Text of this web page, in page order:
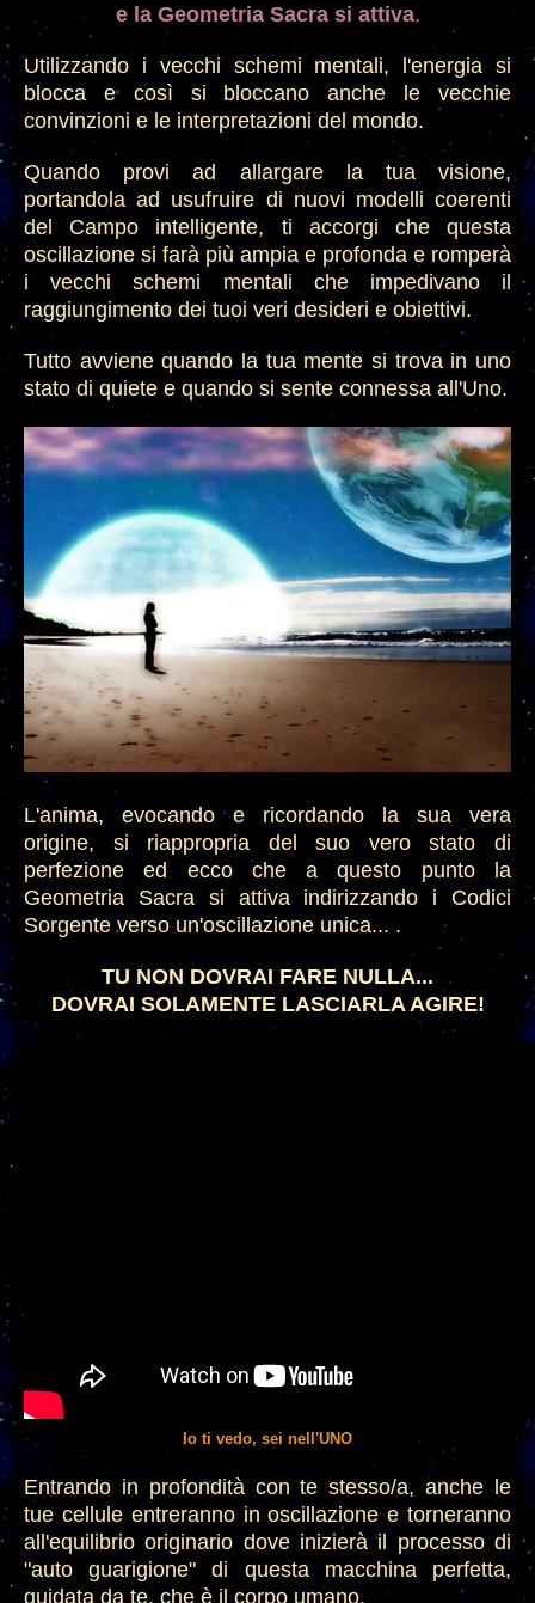
e la Geometria Sacra si attiva.
Utilizzando i vecchi schemi mentali, l'energia si
blocca e così si bloccano anche le vecchie
convinzioni e le interpretazioni del mondo.
Quando provi ad allargare la tua visione,
portandola ad usufruire di nuovi modelli coerenti
del Campo intelligente, ti accorgi che questa
oscillazione si farà più ampia e profonda e romperà
i vecchi schemi mentali che impedivano il
raggiungimento dei tuoi veri desideri e obiettivi.
Tutto avviene quando la tua mente si trova in uno
stato di quiete e quando si sente connessa all'Uno.
L'anima, evocando e ricordando la sua vera
origine, si riappropria del suo vero stato di
perfezione ed ecco che a questo punto la
Geometria Sacra si attiva indirizzando i Codici
Sorgente verso un'oscillazione unica... .
TU NON DOVRAI FARE NULLA...
DOVRAI SOLAMENTE LASCIARLA AGIRE!
Io ti vedo, sei nell'UNO
Entrando in profondità con te stesso/a, anche le
tue cellule entreranno in oscillazione e torneranno
all'equilibrio originario dove inizierà il processo di
"auto guarigione" di questa macchina perfetta,
guidata da te, che è il corpo umano.